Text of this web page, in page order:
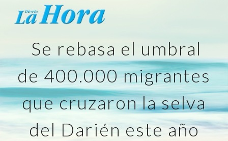
Skip to main content
Se rebasa el umbral
de 400.000 migrantes
que cruzaron la selva
del Darién este año